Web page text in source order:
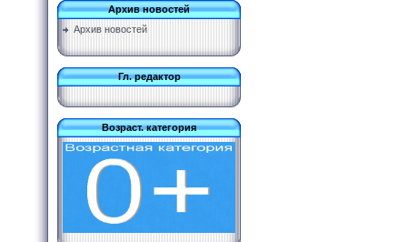
Архив новостей
Архив новостей
Гл. редактор
Возраст. категория